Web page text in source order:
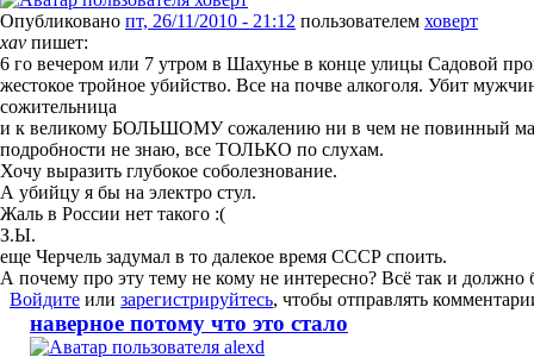
Опубликовано пт, 26/11/2010 - 21:12 пользователем ховерт
xav пишет:
6 го вечером или 7 утром в Шахунье в конце улицы Садовой
жестокое тройное убийство. Все на почве алкоголя. Убит
сожительница
и к великому БОЛЬШОМУ сожалению ни в чем не повинный
подробности не знаю, все ТОЛЬКО по слухам.
Хочу выразить глубокое соболезнование.
А убийцу я бы на электро стул.
Жаль в России нет такого :(
З.Ы.
еще Черчель задумал в то далекое время СССР споить.
А почему про эту тему не кому не интересно? Всё так и должно
Войдите или зарегистрируйтесь, чтобы отправлять
наверное потому что это стало